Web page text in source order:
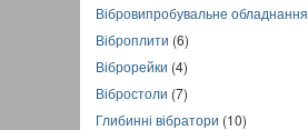
Вібровипробувальне обладнання
Віброплити (6)
Віброрейки (4)
Вібростоли (7)
Глибинні вібратори (10)